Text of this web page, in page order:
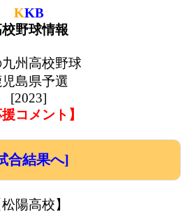
KKB
野球情報
州高校野球
児島県予選
[2023]
援コメント】
合結果へ]
松陽高校】